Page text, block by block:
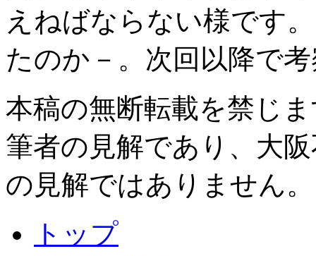
えねばならない様です
たのか－。次回以降で
本稿の無断転載を禁じ
筆者の見解であり、大
の見解ではありません。
トップ